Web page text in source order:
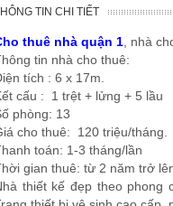
TIN CHI TIẾT
thuê nhà quận 1 , nhà
tin nhà cho thuê:
tích : 6 x 17m.
cấu : 1 trệt + lửng + 5 lầu
phòng: 13
cho thuê: 120 triệu/tháng.
toán: 1-3 tháng/lần
gian thuê: từ 2 năm trở
thiết kế đẹp theo phong